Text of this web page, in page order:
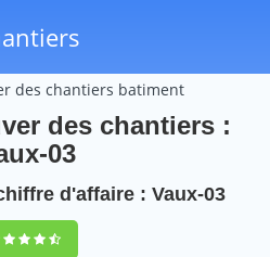
des chantiers batiment
des chantiers :
03
d'affaire : Vaux-03